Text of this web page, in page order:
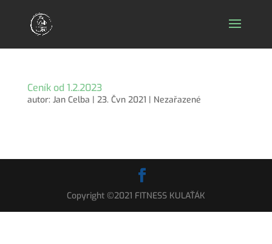
Ceník od 1.2.2023
autor: Jan Celba | 23. Čvn 2021 | Nezařazené
Copyright ©2021 FITNESS KULAŤÁK